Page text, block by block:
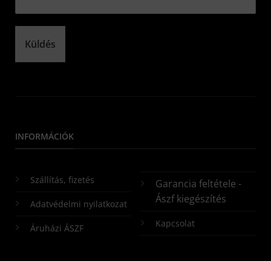
Küldés
INFORMÁCIÓK
Szállítás, fizetés
Adatvédelmi nyilatkozat
Áruházi ÁSZF
Garancia feltétele -
Ászf kiegészítés
Kapcsolat